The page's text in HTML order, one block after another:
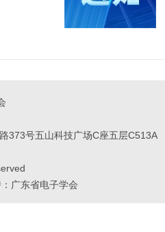
373号五山科技广场C座五层C513A
广东省电子学会